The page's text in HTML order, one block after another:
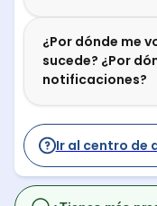
¿Por dónde me
sucede? ¿Por
notificaciones?
Ir al centro de